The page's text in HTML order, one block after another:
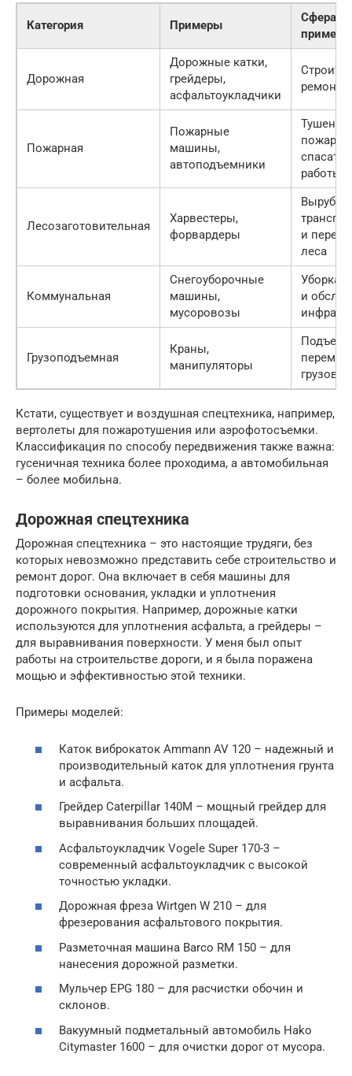
Категория Примеры
Сфера
Дорожная
Дорожные катки,
грейдеры,
асфальтоукладчики
ремонт
Пожарная
Пожарные
машины,
автоподъемники
Тушение
работы
Лесозаготовительная
Харвестеры,
форвардеры
Вырубка,
и
леса
Коммунальная
Снегоуборочные
машины,
мусоровозы
Уборка
и
Грузоподъемная
Краны,
манипуляторы
Подъем
грузов
Кстати, существует и воздушная спецтехника, например,
вертолеты для пожаротушения или аэрофотосъемки.
Классификация по способу передвижения также важна:
гусеничная техника более проходима, а автомобильная
– более мобильна.
Дорожная спецтехника
Дорожная спецтехника – это настоящие трудяги, без
которых невозможно представить себе строительство и
ремонт дорог. Она включает в себя машины для
подготовки основания, укладки и уплотнения
дорожного покрытия. Например, дорожные катки
используются для уплотнения асфальта, а грейдеры –
для выравнивания поверхности. У меня был опыт
работы на строительстве дороги, и я была поражена
мощью и эффективностью этой техники.
Примеры моделей:
Каток виброкаток Ammann AV 120 – надежный и
производительный каток для уплотнения грунта
и асфальта.
Грейдер Caterpillar 140M – мощный грейдер для
выравнивания больших площадей.
Асфальтоукладчик Vogele Super 170-3 –
современный асфальтоукладчик с высокой
точностью укладки.
Дорожная фреза Wirtgen W 210 – для
фрезерования асфальтового покрытия.
Разметочная машина Barco RM 150 – для
нанесения дорожной разметки.
Мульчер EPG 180 – для расчистки обочин и
склонов.
Вакуумный подметальный автомобиль Hako
Citymaster 1600 – для очистки дорог от мусора.